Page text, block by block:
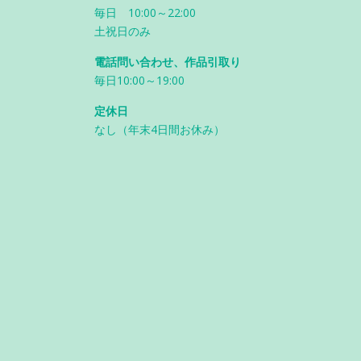
毎日 10:00～22:00
土祝日のみ
電話問い合わせ、作品引取り
毎日10:00～19:00
定休日
なし（年末4日間お休み）